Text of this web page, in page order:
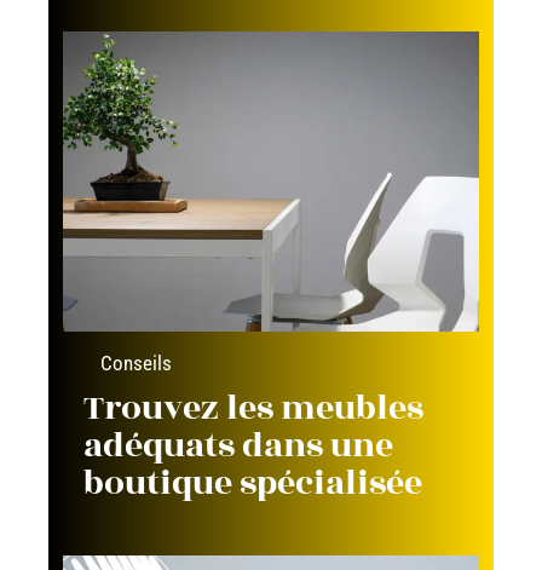
Conseils
Trouvez les meubles
adéquats dans une
boutique spécialisée